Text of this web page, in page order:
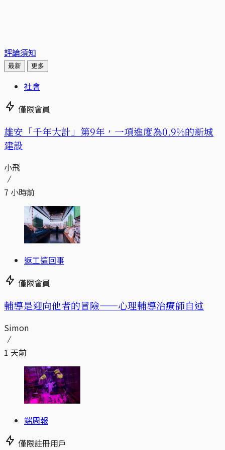
評論須知
最新 更多
社會
僅限會員
​​雄安「千年大計」第9年，一項進度為0.9%的新城
建設
小飛
7 小時前
返工這回事
僅限會員
輔導是迎向他者的冒險——心理輔導治療師自述
Simon
1 天前
端周報
僅限註冊用戶